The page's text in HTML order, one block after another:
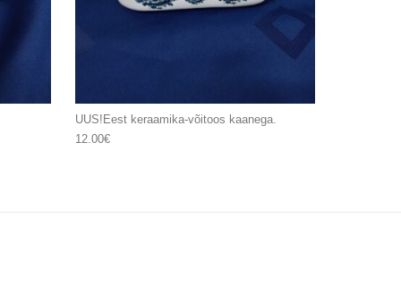
UUS!Eest keraamika-võitoos kaanega.
12.00€